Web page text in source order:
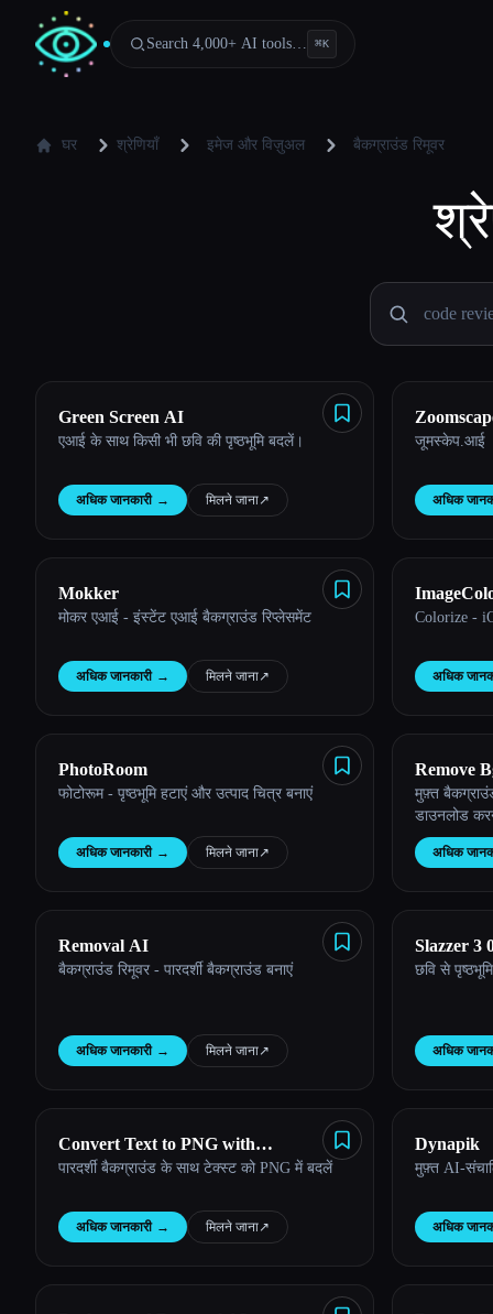
Search 4,000+ AI tools… ⌘K
घर श्रेणियाँ इमेज और विज़ुअल बैकग्राउंड रिमूवर
Green Screen AI
एआई के साथ किसी भी छवि की पृष्ठभूमि बदलें।
अधिक जानकारी → मिलने जाना↗︎
जूमस्केप.आई
अधिक
Mokker
मोकर एआई - इंस्टेंट एआई बैकग्राउंड रिप्लेसमेंट
अधिक जानकारी → मिलने जाना↗︎
Colorize -
अधिक
PhotoRoom
फोटोरूम - पृष्ठभूमि हटाएं और उत्पाद चित्र बनाएं
अधिक जानकारी → मिलने जाना↗︎
Remove
मुफ़्त
डाउनलोड
अधिक
Removal AI
बैकग्राउंड रिमूवर - पारदर्शी बैकग्राउंड बनाएं
अधिक जानकारी → मिलने जाना↗︎
Slazzer 3
छवि से
अधिक
Convert Text to PNG with
Transparent Backgrounds
पारदर्शी बैकग्राउंड के साथ टेक्स्ट को PNG में बदलें
अधिक जानकारी → मिलने जाना↗︎
Dynapik
मुफ़्त AI-
अधिक